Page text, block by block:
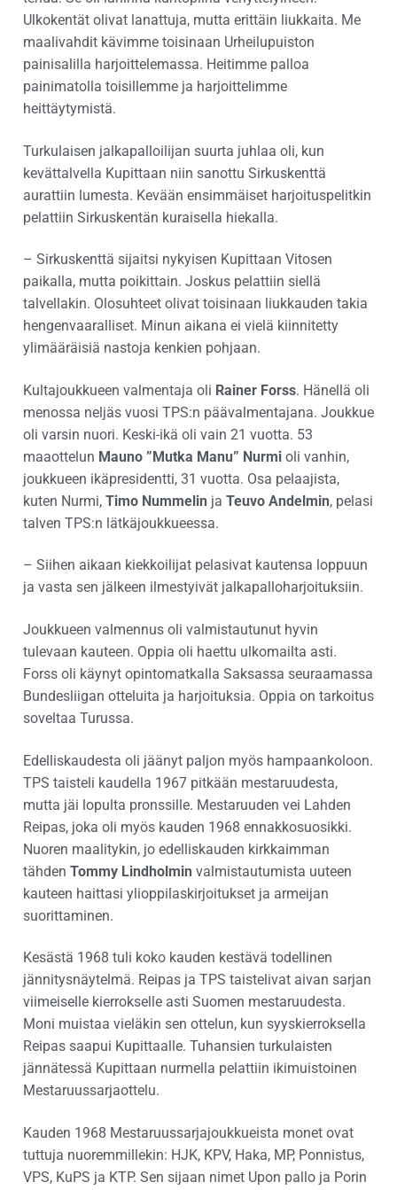
Ulkokentät olivat lanattuja, mutta erittäin liukkaita. Me
maalivahdit kävimme toisinaan Urheilupuiston
painisalilla harjoittelemassa. Heitimme palloa
painimatolla toisillemme ja harjoittelimme
heittäytymistä.
Turkulaisen jalkapalloilijan suurta juhlaa oli, kun
kevättalvella Kupittaan niin sanottu Sirkuskenttä
aurattiin lumesta. Kevään ensimmäiset harjoituspelitkin
pelattiin Sirkuskentän kuraisella hiekalla.
– Sirkuskenttä sijaitsi nykyisen Kupittaan Vitosen
paikalla, mutta poikittain. Joskus pelattiin siellä
talvellakin. Olosuhteet olivat toisinaan liukkauden takia
hengenvaaralliset. Minun aikana ei vielä kiinnitetty
ylimääräisiä nastoja kenkien pohjaan.
Kultajoukkueen valmentaja oli Rainer Forss. Hänellä oli
menossa neljäs vuosi TPS:n päävalmentajana. Joukkue
oli varsin nuori. Keski-ikä oli vain 21 vuotta. 53
maaottelun Mauno ”Mutka Manu” Nurmi oli vanhin,
joukkueen ikäpresidentti, 31 vuotta. Osa pelaajista,
kuten Nurmi, Timo Nummelin ja Teuvo Andelmin, pelasi
talven TPS:n lätkäjoukkueessa.
– Siihen aikaan kiekkoilijat pelasivat kautensa loppuun
ja vasta sen jälkeen ilmestyivät jalkapalloharjoituksiin.
Joukkueen valmennus oli valmistautunut hyvin
tulevaan kauteen. Oppia oli haettu ulkomailta asti.
Forss oli käynyt opintomatkalla Saksassa seuraamassa
Bundesliigan otteluita ja harjoituksia. Oppia on tarkoitus
soveltaa Turussa.
Edelliskaudesta oli jäänyt paljon myös hampaankoloon.
TPS taisteli kaudella 1967 pitkään mestaruudesta,
mutta jäi lopulta pronssille. Mestaruuden vei Lahden
Reipas, joka oli myös kauden 1968 ennakkosuosikki.
Nuoren maalitykin, jo edelliskauden kirkkaimman
tähden Tommy Lindholmin valmistautumista uuteen
kauteen haittasi ylioppilaskirjoitukset ja armeijan
suorittaminen.
Kesästä 1968 tuli koko kauden kestävä todellinen
jännitysnäytelmä. Reipas ja TPS taistelivat aivan sarjan
viimeiselle kierrokselle asti Suomen mestaruudesta.
Moni muistaa vieläkin sen ottelun, kun syyskierroksella
Reipas saapui Kupittaalle. Tuhansien turkulaisten
jännätessä Kupittaan nurmella pelattiin ikimuistoinen
Mestaruussarjaottelu.
Kauden 1968 Mestaruussarjajoukkueista monet ovat
tuttuja nuoremmillekin: HJK, KPV, Haka, MP, Ponnistus,
VPS, KuPS ja KTP. Sen sijaan nimet Upon pallo ja Porin